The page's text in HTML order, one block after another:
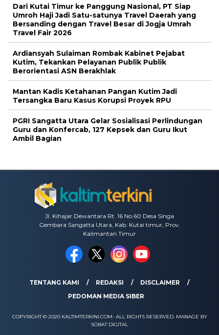
Dari Kutai Timur ke Panggung Nasional, PT Siap
Umroh Haji Jadi Satu-satunya Travel Daerah yang
Bersanding dengan Travel Besar di Jogja Umrah
Travel Fair 2026
Ardiansyah Sulaiman Rombak Kabinet Pejabat
Kutim, Tekankan Pelayanan Publik Publik
Berorientasi ASN Berakhlak
Mantan Kadis Ketahanan Pangan Kutim Jadi
Tersangka Baru Kasus Korupsi Proyek RPU
PGRI Sangatta Utara Gelar Sosialisasi Perlindungan
Guru dan Konfercab, 127 Kepsek dan Guru Ikut
Ambil Bagian
Jl. Kihajar Dewantara Rt. 16 No.60 Desa Singa
Gembara Sangatta Utara, Kab. Kutai timur, Prov.
Kalimantan Timur
TENTANG KAMI REDAKSI
DISCLAIMER
PEDOMAN MEDIA SIBER
COPYRIGHT © 2020 KALTIMTERKINI.COM- ALL RIGHTS RESERVED. MANAGE BY
SOBAT DIGITAL